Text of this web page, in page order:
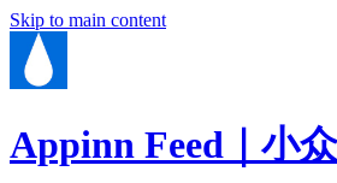
Skip to main content
Appinn Feed｜小